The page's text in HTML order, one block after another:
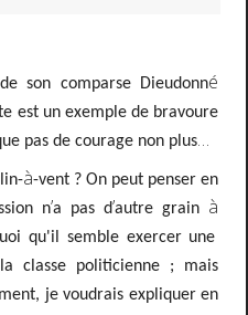
son comparse Dieudonné
est un exemple de bravoure
pas de courage non plus…
à-vent ? On peut penser en
n’a pas d’autre grain à
qu'il semble exercer une
classe politicienne ; mais
je voudrais expliquer en